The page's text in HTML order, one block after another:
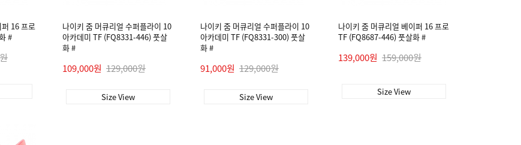
16 프로
#
나이키 줌 머큐리얼 수퍼플라이 10
아카데미 TF (FQ8331-446) 풋살
화 #
109,000원 129,000원
Size View
나이키 줌 머큐리얼 수퍼플라이 10
아카데미 TF (FQ8331-300) 풋살
화 #
91,000원 129,000원
Size View
나이키 줌 머큐리얼 베이퍼 16 프로
TF (FQ8687-446) 풋살화 #
139,000원 159,000원
Size View